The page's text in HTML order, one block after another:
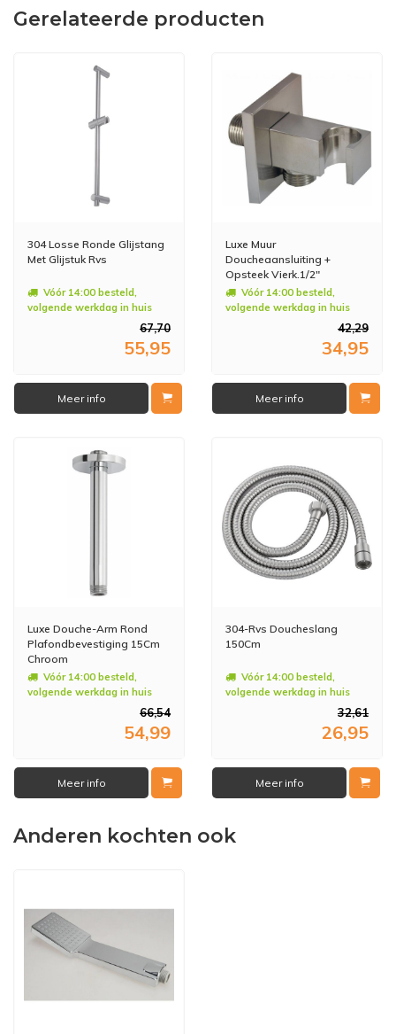
Gerelateerde producten
304 Losse Ronde Glijstang
Met Glijstuk Rvs
Vóór 14:00 besteld,
volgende werkdag in huis
67,70
55,95
Meer info
Luxe Muur
Doucheaansluiting +
Opsteek Vierk.1/2"
Geborsteld Staal
Vóór 14:00 besteld,
volgende werkdag in huis
42,29
34,95
Meer info
Luxe Douche-Arm Rond
Plafondbevestiging 15Cm
Chroom
Vóór 14:00 besteld,
volgende werkdag in huis
66,54
54,99
Meer info
304-Rvs Doucheslang
150Cm
Vóór 14:00 besteld,
volgende werkdag in huis
32,61
26,95
Meer info
Anderen kochten ook